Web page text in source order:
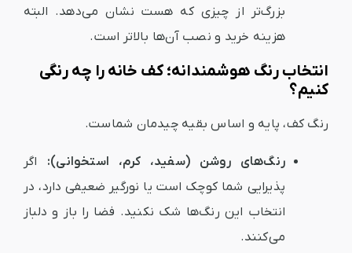
بزرگ‌تر از چیزی که هست نشان می‌دهد. البته
هزینه خرید و نصب آن‌ها بالاتر است.
انتخاب رنگ هوشمندانه؛ کف خانه را چه رنگی
کنیم؟
رنگ کف، پایه و اساس بقیه چیدمان شماست.
رنگ‌های روشن (سفید، کرم، استخوانی): اگر
پذیرایی شما کوچک است یا نورگیر ضعیفی دارد، در
انتخاب این رنگ‌ها شک نکنید. فضا را باز و دلباز
می‌کنند.